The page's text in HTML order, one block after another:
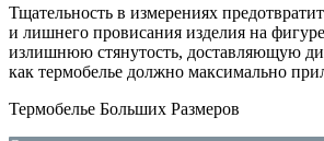
Тщательность в измерениях
и лишнего провисания изделия на
излишнюю стянутость, доставляющую
как термобелье должно максимально
Термобелье Больших Размеров